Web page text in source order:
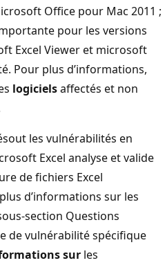
Office pour Mac 2011 ;
pour les versions
Excel Viewer et microsoft
Pour plus d’informations,
logicielsaffectés et non
les vulnérabilités en
Excel analyse et valide
de fichiers Excel
d’informations sur les
section Questions
de vulnérabilité spécifique
sur les